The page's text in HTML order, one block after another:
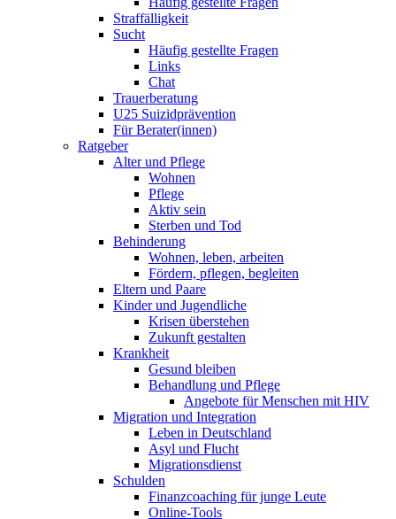
Straffälligkeit
Sucht
Häufig gestellte Fragen
Links
Chat
Trauerberatung
U25 Suizidprävention
Für Berater(innen)
Ratgeber
Alter und Pflege
Wohnen
Pflege
Aktiv sein
Sterben und Tod
Behinderung
Wohnen, leben, arbeiten
Fördern, pflegen, begleiten
Eltern und Paare
Kinder und Jugendliche
Krisen überstehen
Zukunft gestalten
Krankheit
Gesund bleiben
Behandlung und Pflege
Angebote für Menschen mit HIV
Migration und Integration
Leben in Deutschland
Asyl und Flucht
Migrationsdienst
Schulden
Finanzcoaching für junge Leute
Online-Tools